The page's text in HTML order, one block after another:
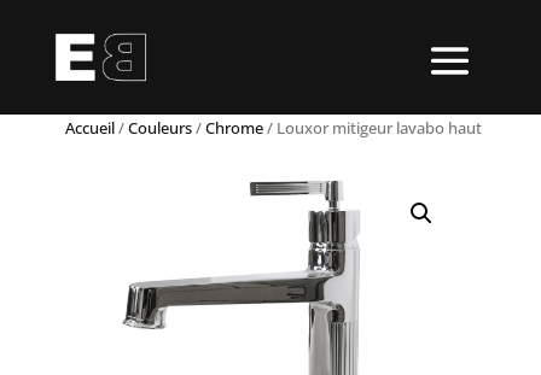
Accueil/Couleurs/Chrome/ Louxor mitigeur lavabo haut